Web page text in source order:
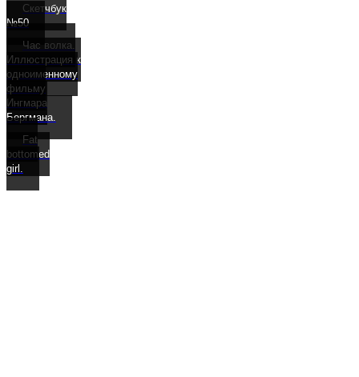
Скетчбук
№50
Час волка.
Иллюстрация к
одноименному
фильму
Ингмара
Бергмана.
Fat
bottomed
girl.